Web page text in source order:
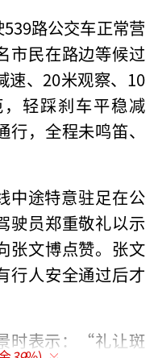
路公交车正常营
市民在路边等候过
、20米观察、10
轻踩刹车平稳减
，全程未鸣笛、
中途特意驻足在公
驶员郑重敬礼以示
张文博点赞。张文
行人安全通过后才
时表示：“礼让斑